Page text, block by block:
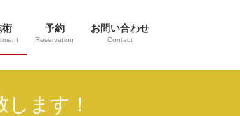
術 予約
Reservation
お問い合わせ
Contact
ます！